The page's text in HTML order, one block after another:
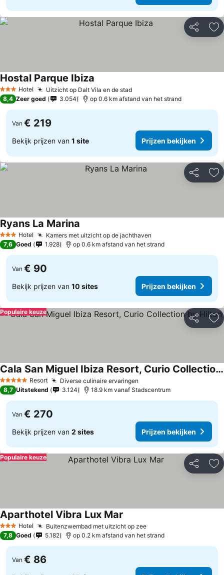
Delen
3 SterrenHotel Uitzicht op Dalt Vila en de stadPrijzen bekijken
Hostal Parque Ibiza
8,4 Zeer goed 3.054 op 0.6 km afstand van het strand
Van € 219
Bekijk prijzen van 1 site Prijzen bekijken
Delen
3 SterrenHotel Kamers met uitzicht op de jachthaven
Ryans La Marina
7,6 Goed 1.928 op 0.6 km afstand van het strand
Van € 90
Bekijk prijzen van 10 sites Prijzen bekijken
Delen
Populaire keuze
5 Sterren Resort Diverse culinaire ervaringen
Cala San Miguel Ibiza Resort, Curio Collection by Hilton
Prijzen bekijken
8,7 Uitstekend 3.124 18.9 km vanaf Stadscentrum
Van € 270
Bekijk prijzen van 2 sites Prijzen bekijken
Delen
Populaire keuze
3 SterrenHotel Buitenzwembad met uitzicht op zeePrijzen bekijken
Aparthotel Vibra Lux Mar
7,8 Goed 5.182 op 0.2 km afstand van het strand
Van € 86